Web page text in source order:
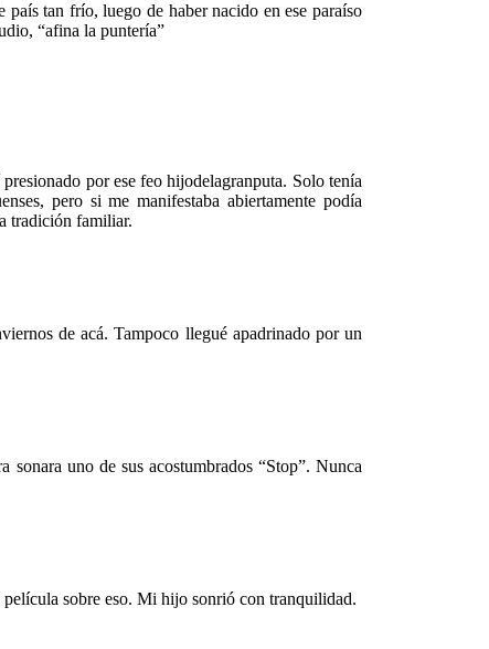
tan frío, luego de haber nacido en ese paraíso
“afina la puntería”
por ese feo hijodelagranputa. Solo tenía
pero si me manifestaba abiertamente podía
tradición familiar.
de acá. Tampoco llegué apadrinado por un
uno de sus acostumbrados “Stop”. Nunca
película sobre eso. Mi hijo sonrió con tranquilidad.